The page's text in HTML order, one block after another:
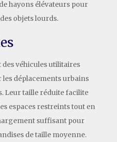
hayons élévateurs pour
objets lourds.
véhicules utilitaires
déplacements urbains
Leur taille réduite facilite
espaces restreints tout en
suffisant pour
de taille moyenne.